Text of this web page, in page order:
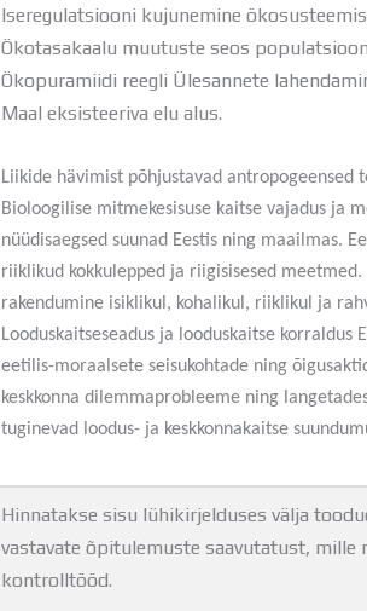
Iseregulatsiooni kujunemine
Ökotasakaalu muutuste seos
Ökopuramiidi reegli Ülesannete
Maal eksisteeriva elu alus.
Liikide hävimist põhjustavad
Bioloogilise mitmekesisuse kaitse vajadus ja
nüüdisaegsed suunad Eestis ning maailmas.
riiklikud kokkulepped ja riigisisesed
rakendumine isiklikul, kohalikul, riiklikul ja
Looduskaitseseadus ja looduskaitse korraldus
eetilis-moraalsete seisukohtade ning
keskkonna dilemmaprobleeme ning
tuginevad loodus- ja keskkonnakaitse
Hinnatakse sisu lühikirjelduses välja
vastavate õpitulemuste saavutatust,
kontrolltööd.